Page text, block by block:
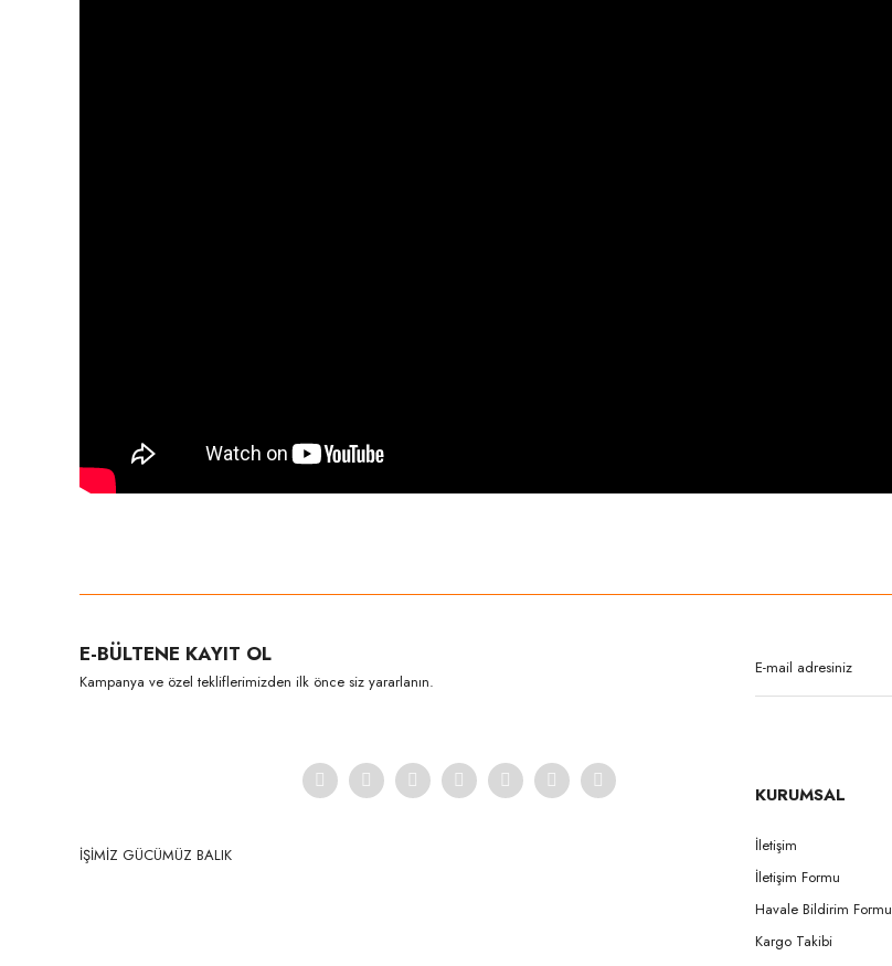
Ürün açıklamasında eksik bilgiler bulunuyor.
Ürün bilgilerinde hatalar bulunuyor.
E-BÜLTENE KAYIT OL
Kampanya ve özel tekliflerimizden ilk önce siz yararlanın.
İŞİMİZ GÜCÜMÜZ BALIK
KURUMSAL
İletişim
İletişim Formu
Havale Bildirim Formu
Kargo Takibi